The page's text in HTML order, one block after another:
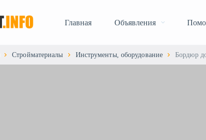
Главная Объявления
Стройматериалы Инструменты, оборудование Бордюр